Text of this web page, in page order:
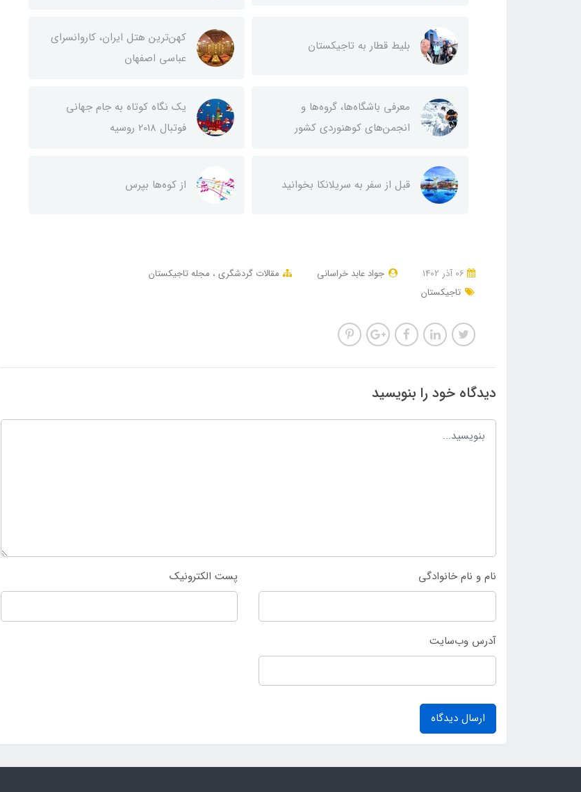
بلیط قطار به تاجیکستان
کهن‌ترین هتل ایران، کاروانسرای
عباسی اصفهان
معرفی باشگاه‌ها، گروه‌ها و
انجمن‌های کوهنوردی کشور
یک نگاه کوتاه به جام جهانی
فوتبال 2018 روسیه
قبل از سفر به سریلانکا بخوانید از کوه‌ها بپرس
جواد عابد خراسانی مقالات گردشگری
مجله تاجیکستان
تاجیکستان
دیدگاه خود را بنویسید
نام و نام خانوادگی پست الکترونیک
آدرس وب‌سایت
ارسال دیدگاه